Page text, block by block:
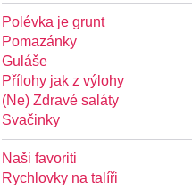
Polévka je grunt
Pomazánky
Guláše
Přílohy jak z výlohy
(Ne) Zdravé saláty
Svačinky
Naši favoriti
Rychlovky na talíři